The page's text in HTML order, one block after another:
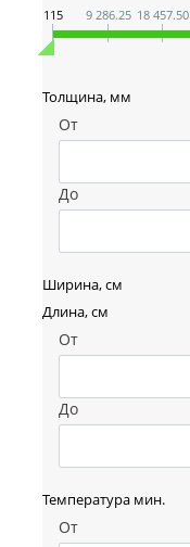
115 9 286.25 18 457.50
Толщина, мм
От
До
Ширина, см
Длина, см
От
До
Температура мин.
От